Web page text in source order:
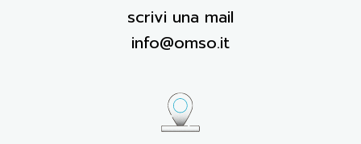
scrivi una mail
info@omso.it